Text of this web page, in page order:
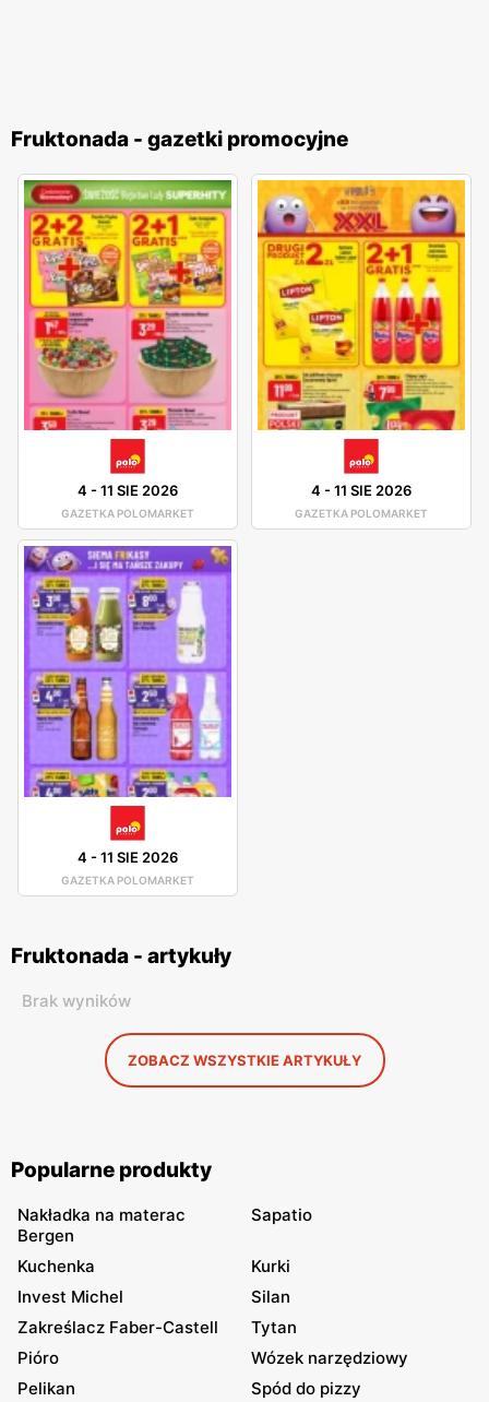
Fruktonada - gazetki promocyjne
4 -11 SIE 2026
GAZETKA POLOMARKET
4 -11 SIE 2026
GAZETKA POLOMARKET
4 -11 SIE 2026
GAZETKA POLOMARKET
Fruktonada - artykuły
Brak wyników
ZOBACZ WSZYSTKIE ARTYKUŁY
Popularne produkty
Nakładka na materac
Bergen
Sapatio
Kuchenka
Kurki
Invest Michel
Silan
Zakreślacz Faber-Castell
Tytan
Pióro
Wózek narzędziowy
Pelikan
Spód do pizzy